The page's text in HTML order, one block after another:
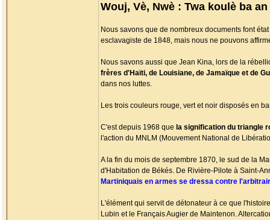
Wouj, Vè, Nwè : Twa koulè ba
Nous savons que de nombreux documents font
esclavagiste de 1848, mais nous ne pouvons
Nous savons aussi que Jean Kina, lors de la
frères d'Haïti, de Louisiane, de Jamaïque et de
dans nos luttes.
Les trois couleurs rouge, vert et noir disposés en
C'est depuis 1968 que la signification du triangle
l'action du MNLM (Mouvement National de
A la fin du mois de septembre 1870, le sud de la
d'Habitation de Békés. De Rivière-Pilote à Saint-
Martiniquais en armes se dressa contre
L'élément qui servit de détonateur à ce que
Lubin et le Français Augier de Maintenon.